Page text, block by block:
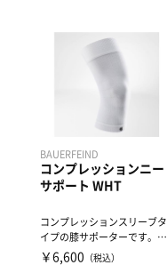
BAUERFEIND
コンプレッションニー
サポート WHT
コンプレッションスリーブタ
イプの膝サポーターです。膝
関節周辺部のコンプレッショ
￥6,600 （税込）